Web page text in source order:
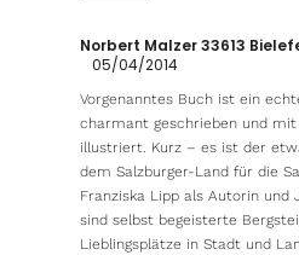
Norbert Malzer 33613
05/04/2014
Vorgenanntes Buch ist ein
charmant geschrieben und
illustriert. Kurz – es ist der
dem Salzburger-Land für die
Franziska Lipp als Autorin und
sind selbst begeisterte
Lieblingsplätze in Stadt und